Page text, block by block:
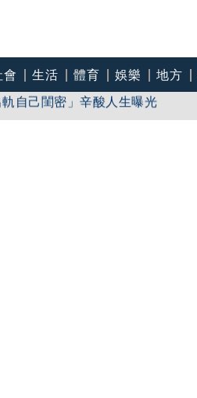
會 生活 體育 娛樂 地方
自己閨密」辛酸人生曝光
50萬